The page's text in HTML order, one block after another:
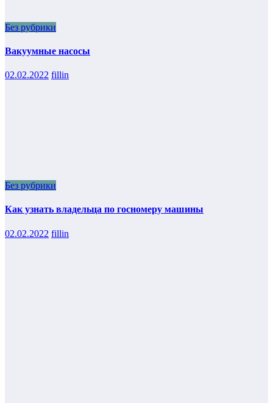
Без рубрики
Вакуумные насосы
02.02.2022 fillin
Без рубрики
Как узнать владельца по госномеру машины
02.02.2022 fillin